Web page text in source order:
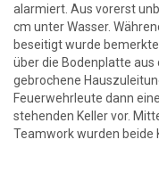
alarmiert. Aus vorerst
cm unter Wasser.
beseitigt wurde
über die Bodenplatte aus
gebrochene
Feuerwehrleute dann
stehenden Keller vor.
Teamwork wurden beide